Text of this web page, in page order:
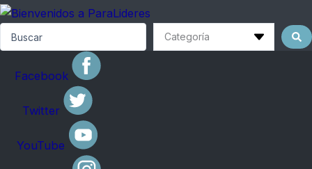
Skip
to
content
Facebook
Twitter
YouTube